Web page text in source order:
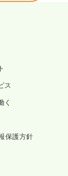
ス
く
保護方針